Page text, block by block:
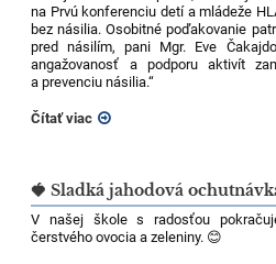
na Prvú konferenciu detí a mládeže
bez násilia. Osobitné poďakovanie
pred násilím, pani Mgr. Eve
angažovanosť a podporu aktivít
a prevenciu násilia.“
Čítať viac
🍓 Sladká jahodová
V našej škole s radosťou
čerstvého ovocia a zeleniny. 😊